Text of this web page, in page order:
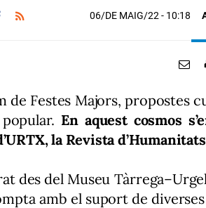
06/DE MAIG/22- 10:18
de Festes Majors, propostes
En aquest cosmos
la Revista
des del Museu
amb el suport de